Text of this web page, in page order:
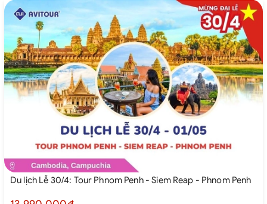
Du lịch Lễ 30/4: Tour Phnom Penh - Siem Reap - Phnom Penh